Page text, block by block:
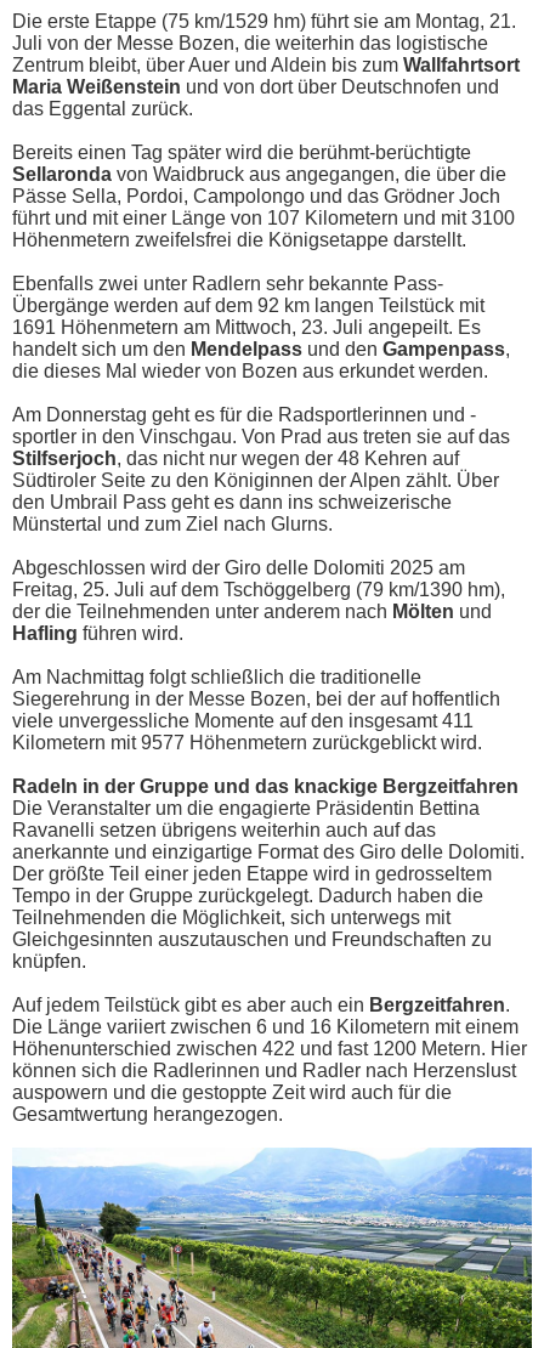
Die erste Etappe (75 km/1529 hm) führt sie am Montag, 21.
Juli von der Messe Bozen, die weiterhin das logistische
Zentrum bleibt, über Auer und Aldein bis zum Wallfahrtsort
Maria Weißenstein und von dort über Deutschnofen und
das Eggental zurück.
Bereits einen Tag später wird die berühmt-berüchtigte
Sellaronda von Waidbruck aus angegangen, die über die
Pässe Sella, Pordoi, Campolongo und das Grödner Joch
führt und mit einer Länge von 107 Kilometern und mit 3100
Höhenmetern zweifelsfrei die Königsetappe darstellt.
Ebenfalls zwei unter Radlern sehr bekannte Pass-
Übergänge werden auf dem 92 km langen Teilstück mit
1691 Höhenmetern am Mittwoch, 23. Juli angepeilt. Es
handelt sich um den Mendelpass und den Gampenpass,
die dieses Mal wieder von Bozen aus erkundet werden.
Am Donnerstag geht es für die Radsportlerinnen und -
sportler in den Vinschgau. Von Prad aus treten sie auf das
Stilfserjoch, das nicht nur wegen der 48 Kehren auf
Südtiroler Seite zu den Königinnen der Alpen zählt. Über
den Umbrail Pass geht es dann ins schweizerische
Münstertal und zum Ziel nach Glurns.
Abgeschlossen wird der Giro delle Dolomiti 2025 am
Freitag, 25. Juli auf dem Tschöggelberg (79 km/1390 hm),
der die Teilnehmenden unter anderem nach Mölten und
Hafling führen wird.
Am Nachmittag folgt schließlich die traditionelle
Siegerehrung in der Messe Bozen, bei der auf hoffentlich
viele unvergessliche Momente auf den insgesamt 411
Kilometern mit 9577 Höhenmetern zurückgeblickt wird.
Radeln in der Gruppe und das knackige Bergzeitfahren
Die Veranstalter um die engagierte Präsidentin Bettina
Ravanelli setzen übrigens weiterhin auch auf das
anerkannte und einzigartige Format des Giro delle Dolomiti.
Der größte Teil einer jeden Etappe wird in gedrosseltem
Tempo in der Gruppe zurückgelegt. Dadurch haben die
Teilnehmenden die Möglichkeit, sich unterwegs mit
Gleichgesinnten auszutauschen und Freundschaften zu
knüpfen.
Auf jedem Teilstück gibt es aber auch ein Bergzeitfahren.
Die Länge variiert zwischen 6 und 16 Kilometern mit einem
Höhenunterschied zwischen 422 und fast 1200 Metern. Hier
können sich die Radlerinnen und Radler nach Herzenslust
auspowern und die gestoppte Zeit wird auch für die
Gesamtwertung herangezogen.